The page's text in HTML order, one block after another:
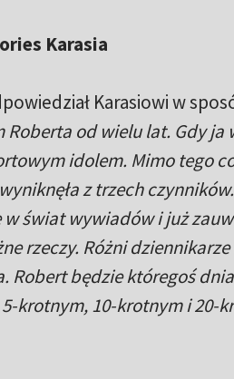
Karasia
Karasiowi w
od wielu lat. Gdy ja
idolem. Mimo tego
z trzech
świat wywiadów i już
rzeczy. Różni
Robert będzie któregoś
krotnym, 10-krotnym i 20-